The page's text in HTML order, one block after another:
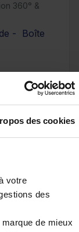
des cookies
votre
des
de mieux
360° &
- Boîte